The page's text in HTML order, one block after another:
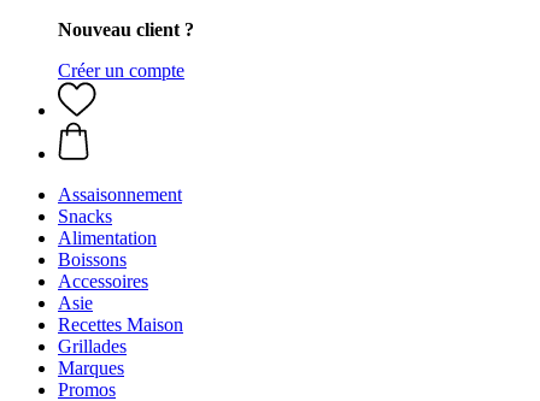
Nouveau client ?
Créer un compte
Assaisonnement
Snacks
Alimentation
Boissons
Accessoires
Asie
Recettes Maison
Grillades
Marques
Promos